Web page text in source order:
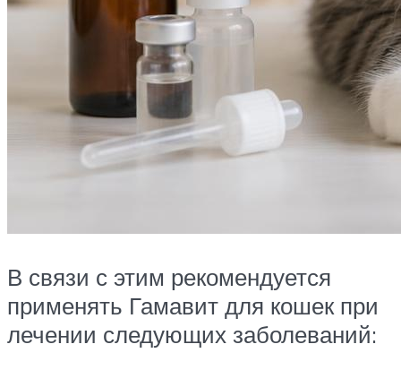
В связи с этим рекомендуется
применять Гамавит для кошек при
лечении следующих заболеваний: